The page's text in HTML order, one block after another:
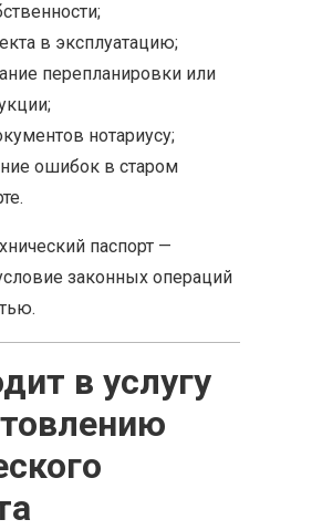
в эксплуатацию;
перепланировки или
нотариусу;
ошибок в старом
паспорт —
законных операций
в услугу